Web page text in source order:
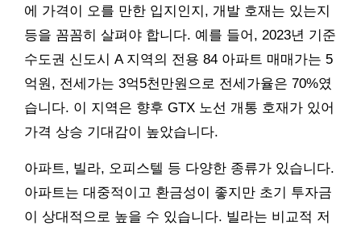
에 가격이 오를 만한 입지인지, 개발 호재는 있는지
등을 꼼꼼히 살펴야 합니다. 예를 들어, 2023년 기준
수도권 신도시 A 지역의 전용 84 아파트 매매가는 5
억원, 전세가는 3억5천만원으로 전세가율은 70%였
습니다. 이 지역은 향후 GTX 노선 개통 호재가 있어
가격 상승 기대감이 높았습니다.
아파트, 빌라, 오피스텔 등 다양한 종류가 있습니다.
아파트는 대중적이고 환금성이 좋지만 초기 투자금
이 상대적으로 높을 수 있습니다. 빌라는 비교적 저